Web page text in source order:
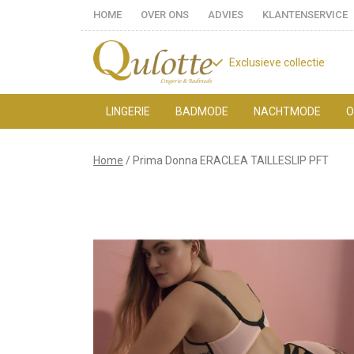
HOME OVER ONS ADVIES KLANTENSERVICE
Exclusieve collectie
LINGERIE BADMODE NACHTMODE
Prima
TAILLESLIP
Home Prima Donna ERACLEA TAILLESLIP PFT